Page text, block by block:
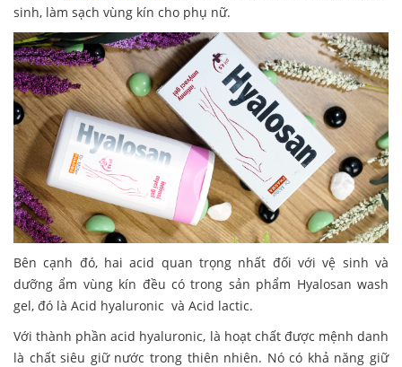
sinh, làm sạch vùng kín cho phụ nữ.
Bên cạnh đó, hai acid quan trọng nhất đối với vệ sinh và
dưỡng ẩm vùng kín đều có trong sản phẩm Hyalosan wash
gel, đó là Acid hyaluronic và Acid lactic.
Với thành phần acid hyaluronic, là hoạt chất được mệnh danh
là chất siêu giữ nước trong thiên nhiên. Nó có khả năng giữ